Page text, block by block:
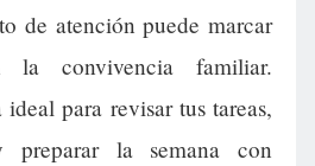
de atención puede marcar
convivencia familiar.
para revisar tus tareas,
preparar la semana con